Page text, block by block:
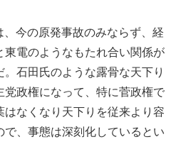
今の原発事故のみならず、経
電のようなもたれ合い関係が
石田氏のような露骨な天下り
政権になって、特に菅政権で
なくなり天下りを従来より容
、事態は深刻化しているとい